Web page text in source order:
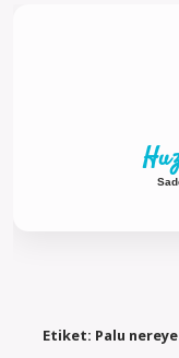
Etiket: Palu